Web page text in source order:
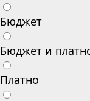
Бюджет
Бюджет и
Платно